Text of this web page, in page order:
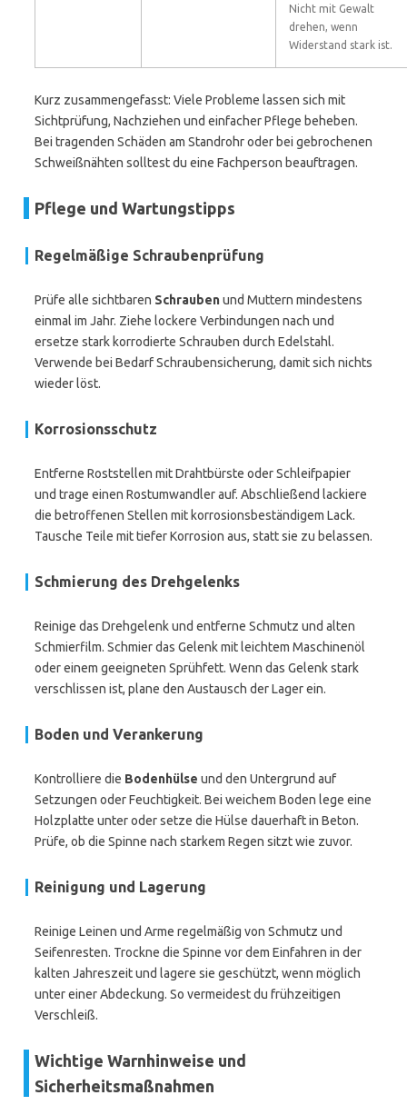
Nicht mit Gewalt
drehen, wenn
Widerstand stark ist.
Kurz zusammengefasst: Viele Probleme lassen sich mit
Sichtprüfung, Nachziehen und einfacher Pflege beheben.
Bei tragenden Schäden am Standrohr oder bei gebrochenen
Schweißnähten solltest du eine Fachperson beauftragen.
Pflege und Wartungstipps
Regelmäßige Schraubenprüfung
Prüfe alle sichtbaren Schraubenund Muttern mindestens
einmal im Jahr. Ziehe lockere Verbindungen nach und
ersetze stark korrodierte Schrauben durch Edelstahl.
Verwende bei Bedarf Schraubensicherung, damit sich nichts
wieder löst.
Korrosionsschutz
Entferne Roststellen mit Drahtbürste oder Schleifpapier
und trage einen Rostumwandler auf. Abschließend lackiere
die betroffenen Stellen mit korrosionsbeständigem Lack.
Tausche Teile mit tiefer Korrosion aus, statt sie zu belassen.
Schmierung des Drehgelenks
Reinige das Drehgelenk und entferne Schmutz und alten
Schmierfilm. Schmier das Gelenk mit leichtem Maschinenöl
oder einem geeigneten Sprühfett. Wenn das Gelenk stark
verschlissen ist, plane den Austausch der Lager ein.
Boden und Verankerung
Kontrolliere die Bodenhülse und den Untergrund auf
Setzungen oder Feuchtigkeit. Bei weichem Boden lege eine
Holzplatte unter oder setze die Hülse dauerhaft in Beton.
Prüfe, ob die Spinne nach starkem Regen sitzt wie zuvor.
Reinigung und Lagerung
Reinige Leinen und Arme regelmäßig von Schmutz und
Seifenresten. Trockne die Spinne vor dem Einfahren in der
kalten Jahreszeit und lagere sie geschützt, wenn möglich
unter einer Abdeckung. So vermeidest du frühzeitigen
Verschleiß.
Wichtige Warnhinweise und
Sicherheitsmaßnahmen